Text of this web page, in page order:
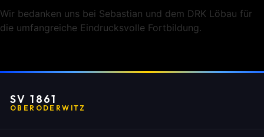
Wir bedanken uns bei Sebastian und dem DRK Löbau für
die umfangreiche Eindrucksvolle Fortbildung.
SV 1861
OBERODERWITZ